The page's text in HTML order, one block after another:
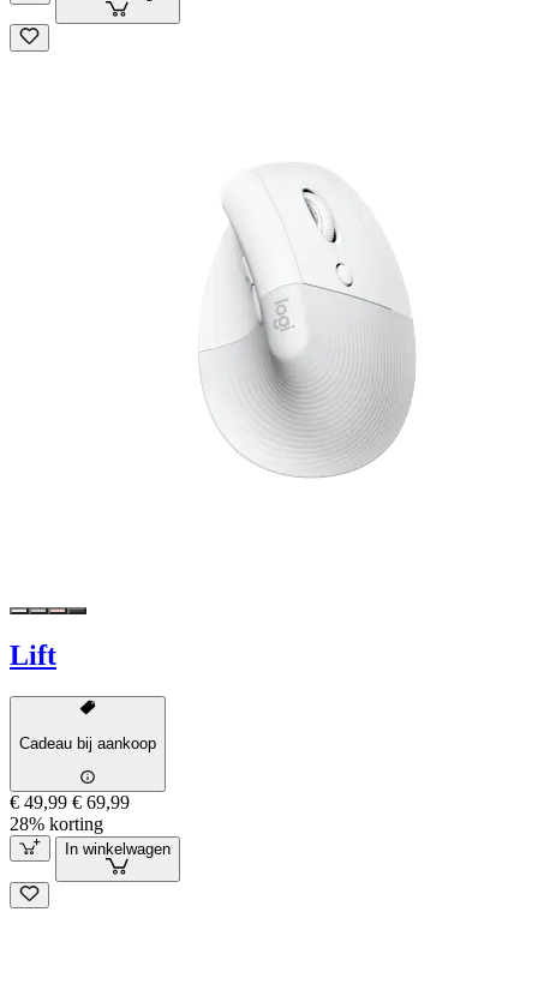
Lift
Cadeau bij aankoop
€ 49,99 € 69,99
28% korting
In winkelwagen